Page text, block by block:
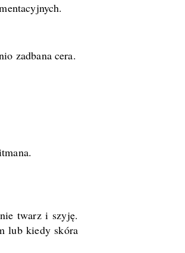
zadbana cera.
twarz i szyję.
lub kiedy skóra